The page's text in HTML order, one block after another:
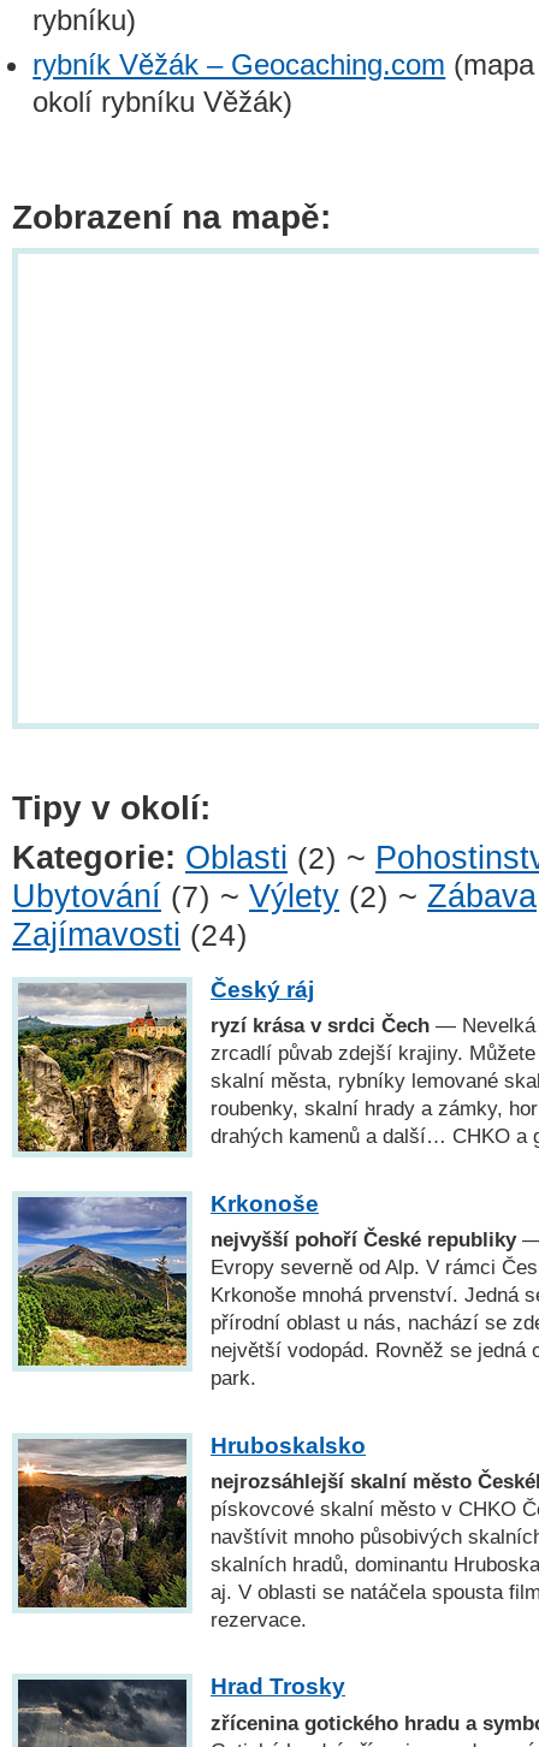
rybníku)
rybník Věžák – Geocaching.com
okolí rybníku Věžák)
Zobrazení na mapě:
Tipy v okolí:
Kategorie: Oblasti (2) ~
Ubytování (7) ~ Výlety (2) ~ Zábava
Zajímavosti (24)
Český ráj
ryzí krása v srdci Čech — Nevelká
zrcadlí půvab zdejší krajiny.
skalní města, rybníky lemované
roubenky, skalní hrady a zámky,
drahých kamenů a další… CHKO a
Krkonoše
nejvyšší pohoří České republiky—
Evropy severně od Alp. V rámci
Krkonoše mnohá prvenství. Jedná
přírodní oblast u nás, nachází se
největší vodopád. Rovněž se jedná
park.
Hruboskalsko
nejrozsáhlejší skalní město
pískovcové skalní město v CHKO
navštívit mnoho působivých
skalních hradů, dominantu
aj. V oblasti se natáčela spousta
rezervace.
Hrad Trosky
zřícenina gotického hradu a